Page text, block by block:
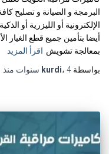
البرمجة و الصيانة و تصليح
الإلكترونية أو الليزرية أو
أيضا بتأمين جميع قطع الغيار
بمعالجة تشويش اقرأ المزيد
بواسطة
kurdi، 4 سنوات منذ